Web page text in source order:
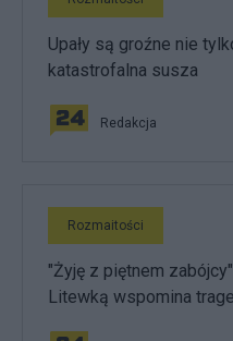
Upały są groźne nie
katastrofalna susza
Redakcja
Rozmaitości
"Żyję z piętnem
Litewką wspomina